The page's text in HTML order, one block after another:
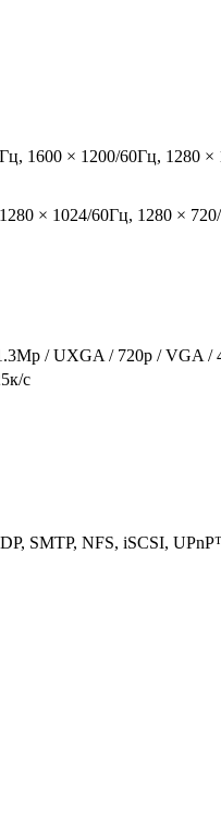
1600 × 1200/60Гц, 1280
× 1024/60Гц, 1280 ×
/ UXGA / 720p / VGA /
с
SMTP, NFS, iSCSI,